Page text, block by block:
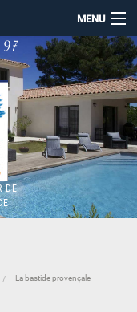
DE
MENU
La bastide provençale